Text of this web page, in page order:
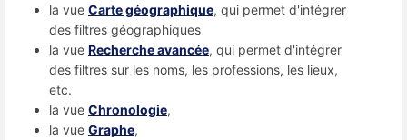
la vue Carte géographique, qui permet d'intégrer
des filtres géographiques
la vue Recherche avancée, qui permet d'intégrer
des filtres sur les noms, les professions, les lieux,
etc.
la vue Chronologie,
la vue Graphe,